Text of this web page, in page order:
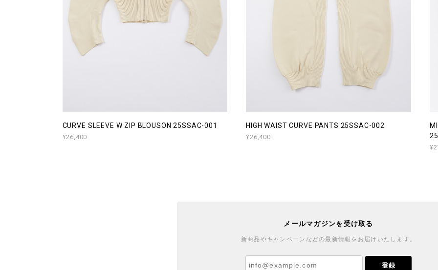
CURVE SLEEVE W ZIP BLOUSON 25SSAC-001
¥26,400
HIGH WAIST CURVE PANTS 25SSAC-002
¥26,400
メールマガジンを受け取る
新商品やキャンペーンなどの最新情報をお届けいたします。
登録